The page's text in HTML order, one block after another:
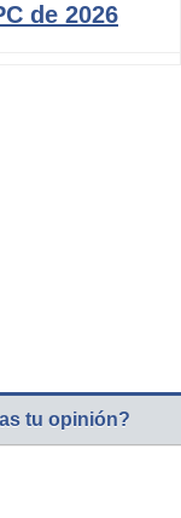
de 2026
tu opinión?